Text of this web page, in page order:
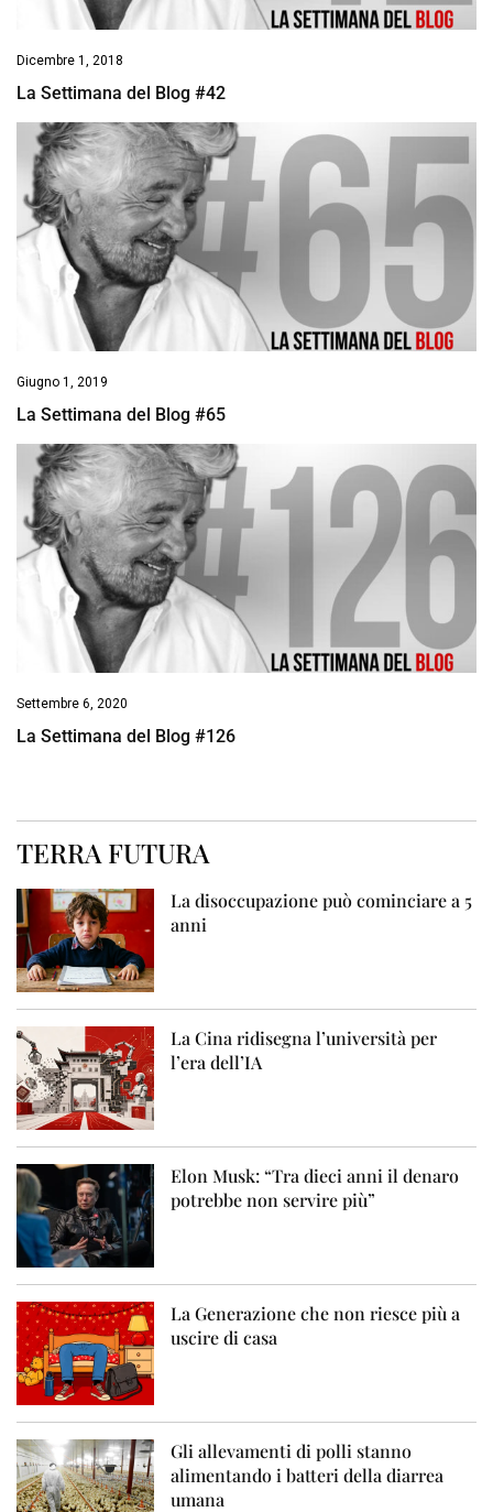
Dicembre 1, 2018
La Settimana del Blog #42
Giugno 1, 2019
La Settimana del Blog #65
Settembre 6, 2020
La Settimana del Blog #126
TERRA FUTURA
La disoccupazione può cominciare a 5
anni
La Cina ridisegna l’università per
l’era dell’IA
Elon Musk: “Tra dieci anni il denaro
potrebbe non servire più”
La Generazione che non riesce più a
uscire di casa
Gli allevamenti di polli stanno
alimentando i batteri della diarrea
umana